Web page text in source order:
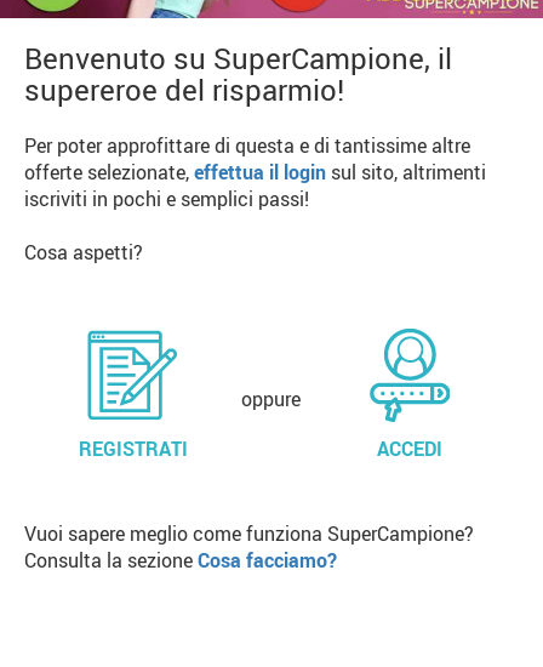
Benvenuto su SuperCampione, il
supereroe del risparmio!
Per poter approfittare di questa e di tantissime altre
offerte selezionate,effettua il login sul sito, altrimenti
iscriviti in pochi e semplici passi!
Cosa aspetti?
REGISTRATI
oppure
ACCEDI
Vuoi sapere meglio come funziona SuperCampione?
Consulta la sezioneCosa facciamo?